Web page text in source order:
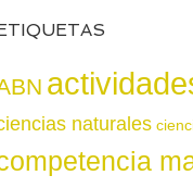
naturales